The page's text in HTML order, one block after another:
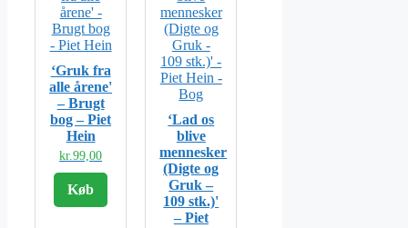
‘Gruk fra
alle årene'
– Brugt
bog – Piet
Hein
kr.99,00
Køb
‘Lad os
blive
mennesker
(Digte og
Gruk –
109 stk.)'
– Piet